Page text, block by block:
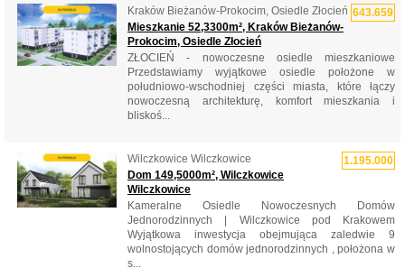
643.659
Kraków Bieżanów-Prokocim, Osiedle Złocień
Mieszkanie 52,3300m², Kraków Bieżanów-
Prokocim, Osiedle Złocień
ZŁOCIEŃ - nowoczesne osiedle mieszkaniowe
Przedstawiamy wyjątkowe osiedle położone w
południowo-wschodniej części miasta, które łączy
nowoczesną architekturę, komfort mieszkania i
bliskoś...
1.195.000
Wilczkowice Wilczkowice
Dom 149,5000m², Wilczkowice
Wilczkowice
Kameralne Osiedle Nowoczesnych Domów
Jednorodzinnych | Wilczkowice pod Krakowem
Wyjątkowa inwestycja obejmująca zaledwie 9
wolnostojących domów jednorodzinnych , położona w
s...